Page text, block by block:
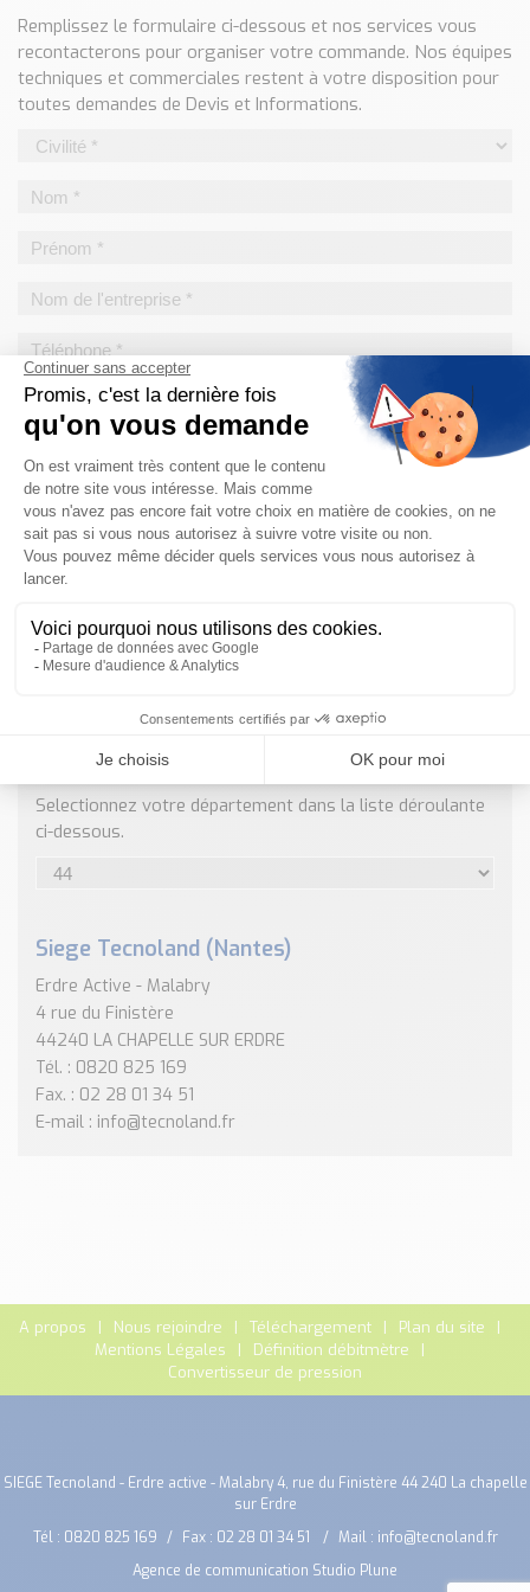
Classé par marque
ENDRESS+HAUSER
SICK
SCHMERSAL
IDEM SAFETY
Téléchargement (Logiciels, Documents,..)
Convertisseur de pression
Formulaire Débitmètre
Calculateur maintien en température
Calculateur Chauffage/Liquide/Gaz
Blog
Nos Réalisations
Conseils et Actualités
brasseries
Devis, Tarifs, Renseignements techniques
Remplissez le formulaire ci-dessous et nos services vous
recontacterons pour organiser votre commande. Nos équipes
techniques et commerciales restent à votre disposition pour
toutes demandes de Devis et Informations.
NOS COORDONNÉES
Selectionnez votre département dans la liste déroulante
ci-dessous.
Siege Tecnoland (Nantes)
Erdre Active - Malabry
4 rue du Finistère
44240 LA CHAPELLE SUR ERDRE
Tél. : 0820 825 169
Fax. : 02 28 01 34 51
E-mail : info@tecnoland.fr
A propos Nous rejoindre Téléchargement
Plan du site
Mentions Légales
Définition débitmètre
Convertisseur de pression
SIEGE Tecnoland - Erdre active - Malabry 4, rue du Finistère 44 240 La chapelle
sur Erdre
Tél : 0820 825 169 Fax : 02 28 01 34 51 Mail : info@tecnoland.fr
Agence de communication Studio Plune